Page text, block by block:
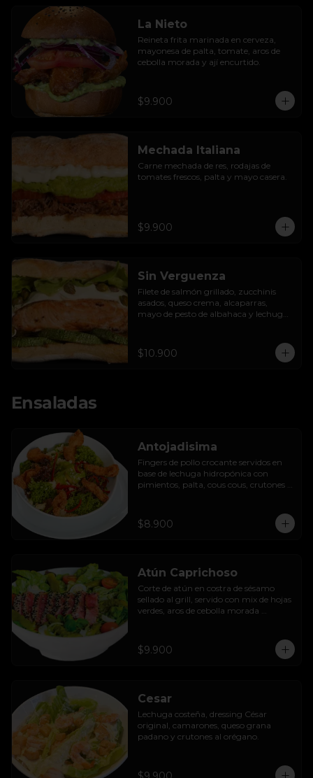
La Nieto
Reineta frita marinada en cerveza,
mayonesa de palta, tomate, aros de
cebolla morada y ají encurtido.
$9.900
Mechada Italiana
Carne mechada de res, rodajas de
tomates frescos, palta y mayo casera.
$9.900
Sin Verguenza
Filete de salmón grillado, zucchinis
asados, queso crema, alcaparras,
mayo de pesto de albahaca y lechuga
$10.900
Ensaladas
Antojadisima
Fingers de pollo crocante servidos en
base de lechuga hidropónica con
pimientos, palta, cous cous, crutones
$8.900
Atún Caprichoso
Corte de atún en costra de sésamo
sellado al grill, servido con mix de hojas
verdes, aros de cebolla morada
almendras.
$9.900
Cesar
Lechuga costeña, dressing César
original, camarones, queso grana
padano y crutones al orégano.